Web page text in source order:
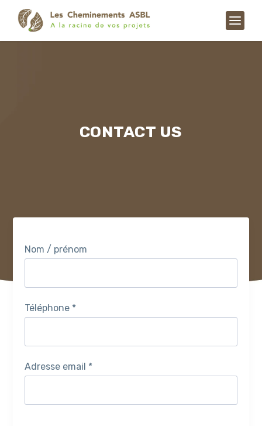
CONTACT US
Nom / prénom
Téléphone *
Adresse email *